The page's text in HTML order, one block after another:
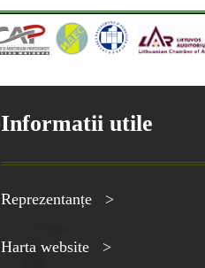
Informatii utile
Reprezentanțe >
Harta website >